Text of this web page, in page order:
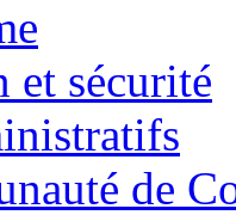
et sécurité
de